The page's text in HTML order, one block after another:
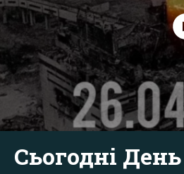
Сьогодні